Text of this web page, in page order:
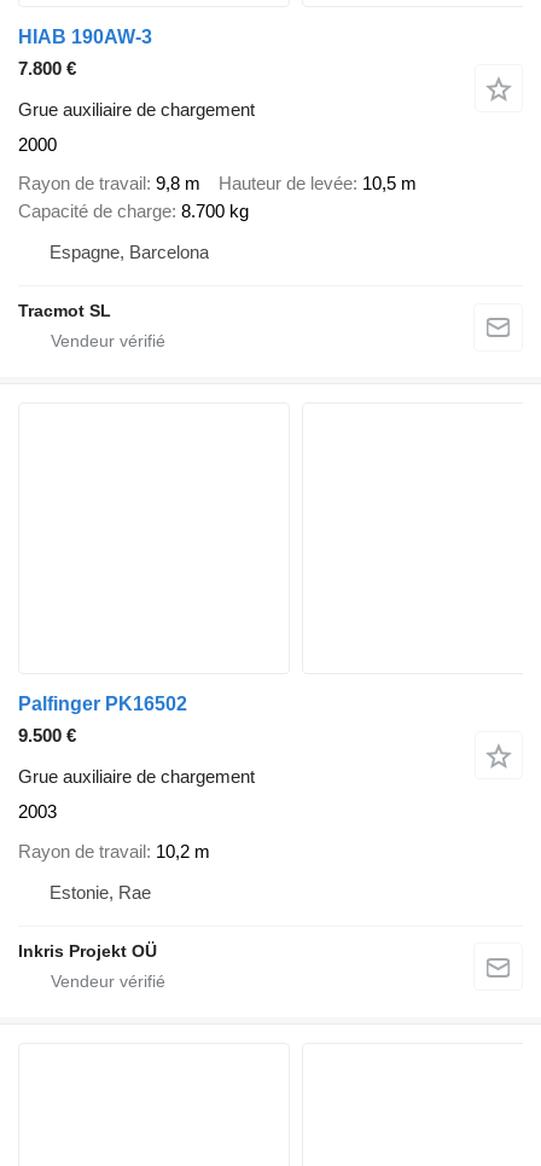
HIAB 190AW-3
7.800 €
Grue auxiliaire de chargement
2000
Rayon de travail 9,8 m Hauteur de levée 10,5 m
Capacité de charge 8.700 kg
Espagne, Barcelona
Tracmot SL
Palfinger PK16502
9.500 €
Grue auxiliaire de chargement
2003
Rayon de travail 10,2 m
Estonie, Rae
Inkris Projekt OÜ